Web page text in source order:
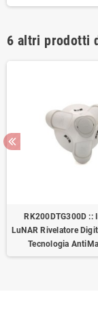
6 altri prodotti
RK200DTG300D ::
LuNAR Rivelatore
Tecnologia